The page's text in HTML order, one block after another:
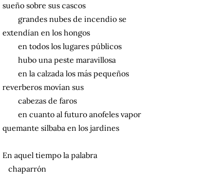
sueño sobre sus cascos
grandes nubes de incendio se
extendían en los hongos
en todos los lugares públicos
hubo una peste maravillosa
en la calzada los más pequeños
reverberos movían sus
cabezas de faros
en cuanto al futuro anofeles vapor
quemante silbaba en los jardines
En aquel tiempo la palabra
chaparrón